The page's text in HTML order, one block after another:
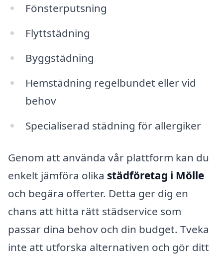
Fönsterputsning
Flyttstädning
Byggstädning
Hemstädning regelbundet eller vid
behov
Specialiserad städning för allergiker
Genom att använda vår plattform kan du
enkelt jämföra olika städföretag i Mölle
och begära offerter. Detta ger dig en
chans att hitta rätt städservice som
passar dina behov och din budget. Tveka
inte att utforska alternativen och gör ditt